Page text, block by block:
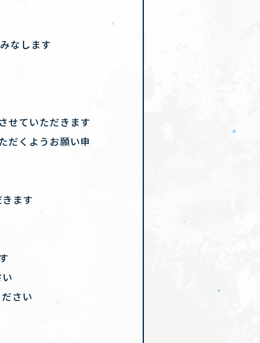
なします
せていただきます
だくようお願い申
ます
さい